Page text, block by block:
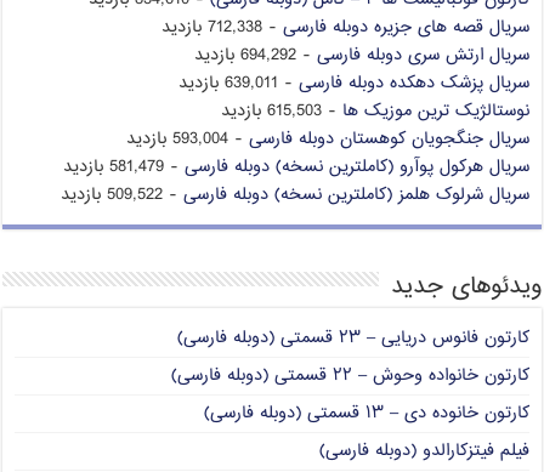
سریال قصه های جزیره دوبله فارسی - 712,338 بازدید
سریال ارتش سری دوبله فارسی - 694,292 بازدید
سریال پزشک دهکده دوبله فارسی - 639,011 بازدید
نوستالژیک ترین موزیک ها - 615,503 بازدید
سریال جنگجویان کوهستان دوبله فارسی - 593,004 بازدید
سریال هرکول پوآرو (کاملترین نسخه) دوبله فارسی - 581,479 بازدید
سریال شرلوک هلمز (کاملترین نسخه) دوبله فارسی - 509,522 بازدید
ویدئوهای جدید
کارتون فانوس دریایی – ۲۳ قسمتی (دوبله فارسی)
کارتون خانواده وحوش – ۲۲ قسمتی (دوبله فارسی)
کارتون خانوده دی – ۱۳ قسمتی (دوبله فارسی)
فیلم فیتزکارالدو (دوبله فارسی)